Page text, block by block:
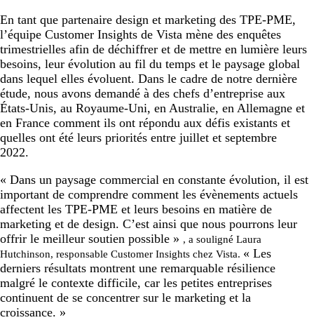
En tant que partenaire design et marketing des TPE-PME,
l’équipe Customer Insights de Vista mène des enquêtes
trimestrielles afin de déchiffrer et de mettre en lumière leurs
besoins, leur évolution au fil du temps et le paysage global
dans lequel elles évoluent. Dans le cadre de notre dernière
étude, nous avons demandé à des chefs d’entreprise aux
États-Unis, au Royaume-Uni, en Australie, en Allemagne et
en France comment ils ont répondu aux défis existants et
quelles ont été leurs priorités entre juillet et septembre
2022.
« Dans un paysage commercial en constante évolution, il est
important de comprendre comment les évènements actuels
affectent les TPE-PME et leurs besoins en matière de
marketing et de design. C’est ainsi que nous pourrons leur
offrir le meilleur soutien possible » , a souligné Laura
Hutchinson, responsable Customer Insights chez Vista. « Les
derniers résultats montrent une remarquable résilience
malgré le contexte difficile, car les petites entreprises
continuent de se concentrer sur le marketing et la
croissance. »